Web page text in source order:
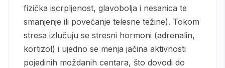
fizička iscrpljenost, glavobolja i nesanica te
smanjenje ili povećanje telesne težine). Tokom
stresa izlučuju se stresni hormoni (adrenalin,
kortizol) i ujedno se menja jačina aktivnosti
pojedinih moždanih centara, što dovodi do